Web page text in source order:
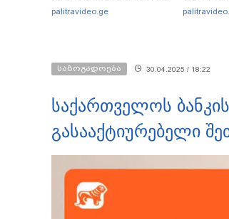
ეძებდნენ ან დებდნენ
ფიზიკურად
palitravideo.ge
საზოგადოება 30.04.2025 / 18:22
საქართველოს
გასააქტიურებელი